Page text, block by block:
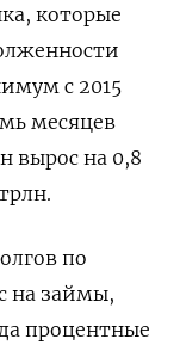
которые
с 2015
месяцев
вырос на 0,8
по
на займы,
процентные